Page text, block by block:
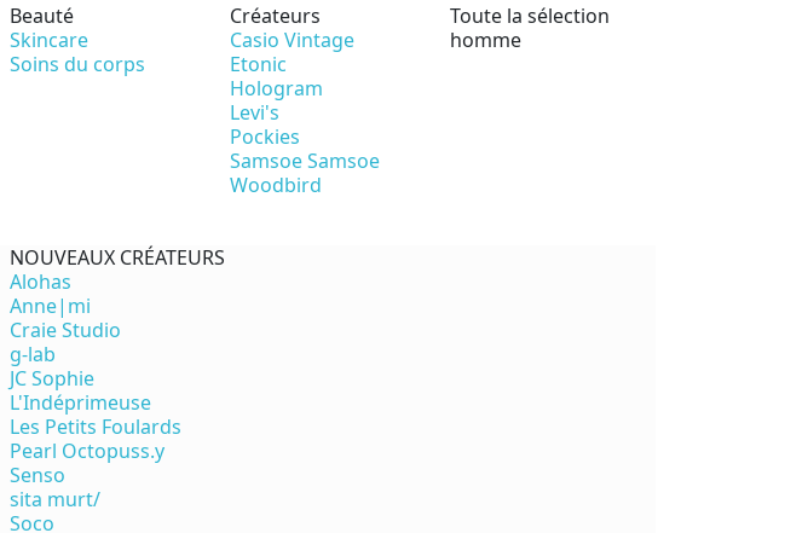
Beauté
Skincare
Soins du corps
Créateurs
Casio Vintage
Etonic
Hologram
Levi's
Pockies
Samsoe Samsoe
Woodbird
Toute la sélection
homme
NOUVEAUX CRÉATEURS
Alohas
Anne|mi
Craie Studio
g-lab
JC Sophie
L'Indéprimeuse
Les Petits Foulards
Pearl Octopuss.y
Senso
sita murt/
Soco